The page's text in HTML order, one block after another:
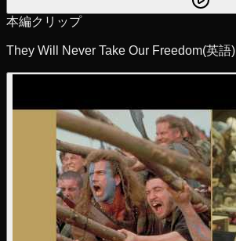
本編クリップ
They Will Never Take Our Freedom(英語)